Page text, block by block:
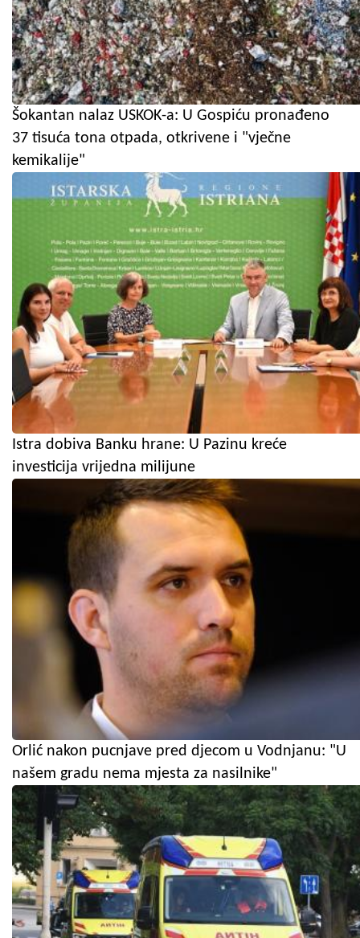
Šokantan nalaz USKOK-a: U Gospiću pronađeno
37 tisuća tona otpada, otkrivene i "vječne
kemikalije"
Istra dobiva Banku hrane: U Pazinu kreće
investicija vrijedna milijune
Orlić nakon pucnjave pred djecom u Vodnjanu: "U
našem gradu nema mjesta za nasilnike"